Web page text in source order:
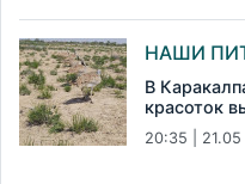
НАШИ
В
красоток
20:35 | 21.05